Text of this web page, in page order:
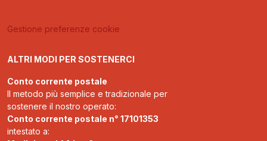
Gestione preferenze cookie
ALTRI MODI PER SOSTENERCI
Conto corrente postale
Il metodo più semplice e tradizionale per
sostenere il nostro operato:
Conto corrente postale n° 17101353
intestato a: